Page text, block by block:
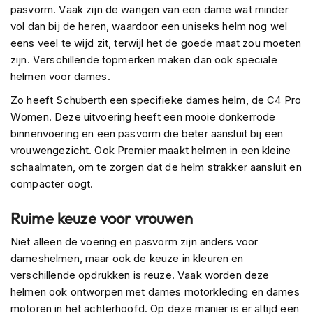
H
e
r
n
s
o
o
t
r
h
e
m
e
n
D
a
m
e
pasvorm. Vaak zijn de wangen van een dame wat minder
vol dan bij de heren, waardoor een uniseks helm nog wel
eens veel te wijd zit, terwijl het de goede maat zou moeten
zijn. Verschillende topmerken maken dan ook speciale
helmen voor dames.
Zo heeft Schuberth een specifieke dames helm, de C4 Pro
Women. Deze uitvoering heeft een mooie donkerrode
binnenvoering en een pasvorm die beter aansluit bij een
vrouwengezicht. Ook Premier maakt helmen in een kleine
schaalmaten, om te zorgen dat de helm strakker aansluit en
compacter oogt.
Ruime keuze voor vrouwen
Niet alleen de voering en pasvorm zijn anders voor
dameshelmen, maar ook de keuze in kleuren en
verschillende opdrukken is reuze. Vaak worden deze
helmen ook ontworpen met dames motorkleding en dames
motoren in het achterhoofd. Op deze manier is er altijd een